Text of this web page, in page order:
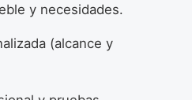
y necesidades.
(alcance y